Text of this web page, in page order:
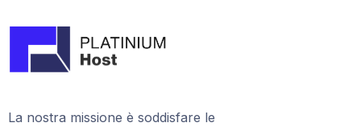
La nostra missione è soddisfare le